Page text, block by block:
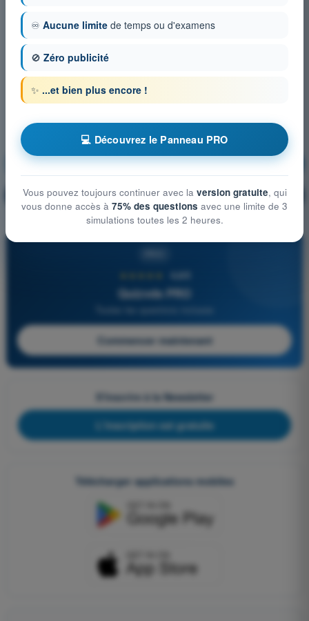
Communications S'entraîner !
🔒 PRO Explication de la question
4,6/5
Quizvds PRO
Commencer maintenant
S'inscrire à la Newsletter
L'inscription est gratuite
Télécharger applications mobiles
♾️ Aucune limite de temps ou d'examens
🚫 Zéro publicité
✨ ...et bien plus encore !
💻 Découvrez le Panneau PRO
Vous pouvez toujours continuer avec la version gratuite, qui
vous donne accès à 75% des questions avec une limite de 3
simulations toutes les 2 heures.